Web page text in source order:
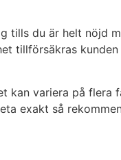
tills du är helt nöjd
tillförsäkras
variera på flera
exakt så